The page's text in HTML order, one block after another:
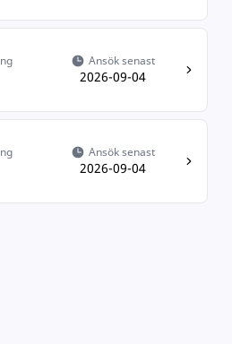
Ansök senast
2026-09-04
Ansök senast
2026-09-04